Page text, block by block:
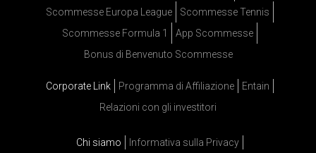
Scommesse Europa League
Scommesse Tennis
Scommesse Formula 1
App Scommesse
Bonus di Benvenuto Scommesse
Corporate Link Programma di Affiliazione
Entain
Relazioni con gli investitori
Chi siamo
Informativa sulla Privacy